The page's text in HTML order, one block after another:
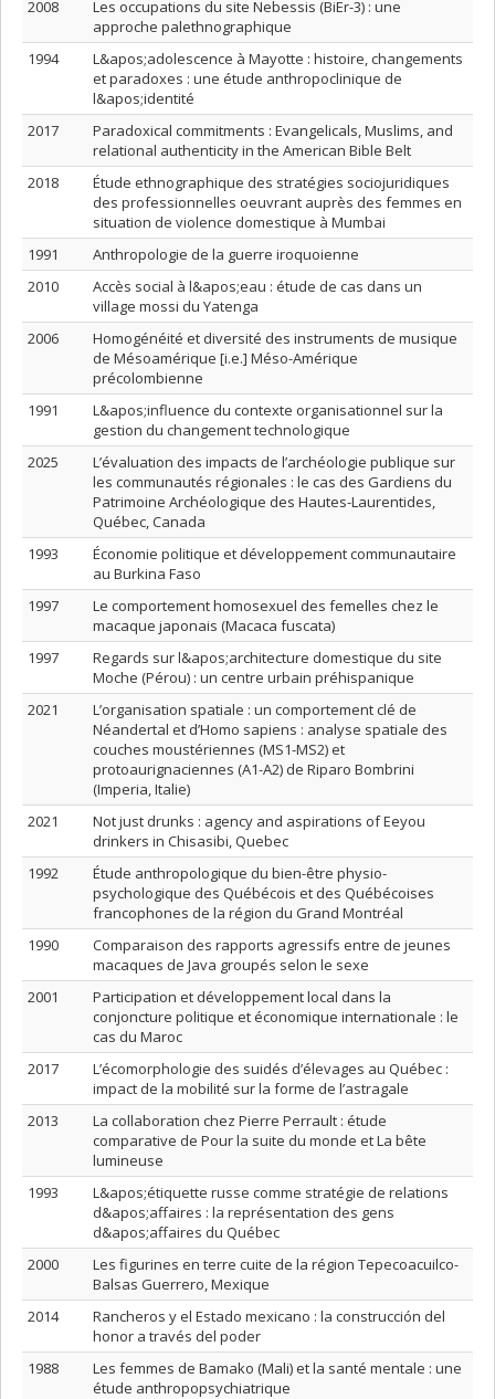
2008
Les occupations du site Nebessis (BiEr-3) : une
approche palethnographique
1994
L&apos;adolescence à Mayotte : histoire, changements
et paradoxes : une étude anthropoclinique de
l&apos;identité
2017
Paradoxical commitments : Evangelicals, Muslims, and
relational authenticity in the American Bible Belt
2018
Étude ethnographique des stratégies sociojuridiques
des professionnelles oeuvrant auprès des femmes en
situation de violence domestique à Mumbai
1991
Anthropologie de la guerre iroquoienne
2010
Accès social à l&apos;eau : étude de cas dans un
village mossi du Yatenga
2006
Homogénéité et diversité des instruments de musique
de Mésoamérique [i.e.] Méso-Amérique
précolombienne
1991
L&apos;influence du contexte organisationnel sur la
gestion du changement technologique
2025
L’évaluation des impacts de l’archéologie publique sur
les communautés régionales : le cas des Gardiens du
Patrimoine Archéologique des Hautes-Laurentides,
Québec, Canada
1993
Économie politique et développement communautaire
au Burkina Faso
1997
Le comportement homosexuel des femelles chez le
macaque japonais (Macaca fuscata)
1997
Regards sur l&apos;architecture domestique du site
Moche (Pérou) : un centre urbain préhispanique
2021
L’organisation spatiale : un comportement clé de
Néandertal et d’Homo sapiens : analyse spatiale des
couches moustériennes (MS1-MS2) et
protoaurignaciennes (A1-A2) de Riparo Bombrini
(Imperia, Italie)
2021
Not just drunks : agency and aspirations of Eeyou
drinkers in Chisasibi, Quebec
1992
Étude anthropologique du bien-être physio-
psychologique des Québécois et des Québécoises
francophones de la région du Grand Montréal
1990
Comparaison des rapports agressifs entre de jeunes
macaques de Java groupés selon le sexe
2001
Participation et développement local dans la
conjoncture politique et économique internationale : le
cas du Maroc
2017
L’écomorphologie des suidés d’élevages au Québec :
impact de la mobilité sur la forme de l’astragale
2013
La collaboration chez Pierre Perrault : étude
comparative de Pour la suite du monde et La bête
lumineuse
1993
L&apos;étiquette russe comme stratégie de relations
d&apos;affaires : la représentation des gens
d&apos;affaires du Québec
2000
Les figurines en terre cuite de la région Tepecoacuilco-
Balsas Guerrero, Mexique
2014
Rancheros y el Estado mexicano : la construcción del
honor a través del poder
1988
Les femmes de Bamako (Mali) et la santé mentale : une
étude anthropopsychiatrique